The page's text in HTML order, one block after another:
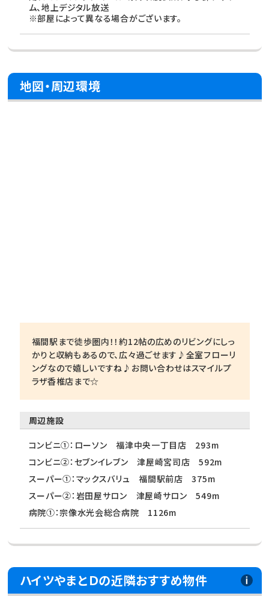
ム、地上デジタル放送
※部屋によって異なる場合がございます。
地図・周辺環境
福間駅まで徒歩圏内！！約12帖の広めのリビングにしっ
かりと収納もあるので、広々過ごせます♪全室フローリ
ングなので嬉しいですね♪お問い合わせはスマイルプ
ラザ香椎店まで☆
周辺施設
コンビニ①：ローソン 福津中央一丁目店 293m
コンビニ②：セブンイレブン 津屋崎宮司店 592m
スーパー①：マックスバリュ 福間駅前店 375m
スーパー②：岩田屋サロン 津屋崎サロン 549m
病院①：宗像水光会総合病院 1126m
ハイツやまとＤの近隣おすすめ物件